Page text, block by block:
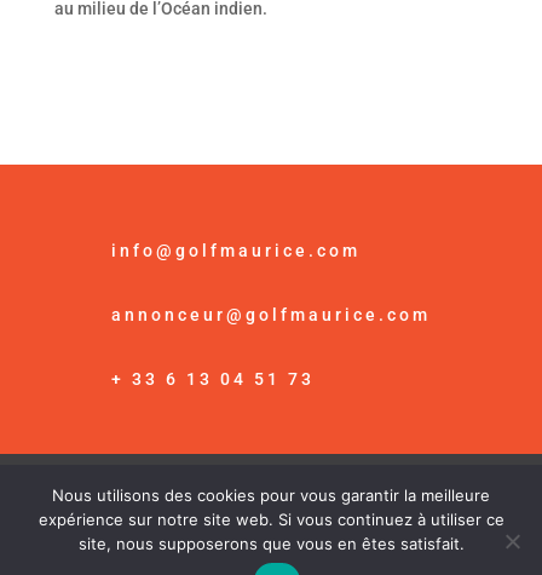
au milieu de l’Océan indien.
info@golfmaurice.com
annonceur@golfmaurice.com
+ 33 6 13 04 51 73
© Golf Maurice /Mention Légales
Nous utilisons des cookies pour vous garantir la meilleure
expérience sur notre site web. Si vous continuez à utiliser ce
site, nous supposerons que vous en êtes satisfait.